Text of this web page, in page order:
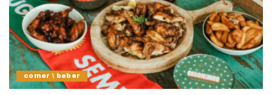
comer \ beber